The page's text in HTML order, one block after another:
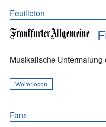
Feuilleton
Musikalische
Weiterlesen
Fans